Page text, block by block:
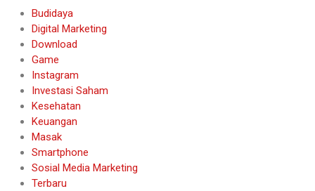
Budidaya
Digital Marketing
Download
Game
Instagram
Investasi Saham
Kesehatan
Keuangan
Masak
Smartphone
Sosial Media Marketing
Terbaru